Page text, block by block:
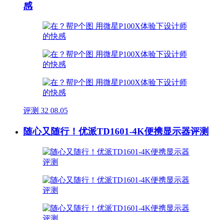
感
评测 32 08.05
随心又随行！优派TD1601-4K便携显示器评测